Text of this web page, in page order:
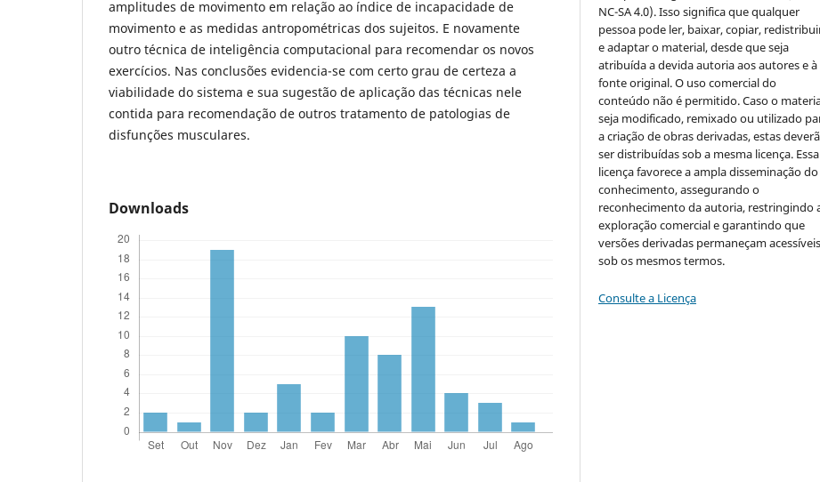
amplitudes de movimento em relação ao índice de incapacidade de
movimento e as medidas antropométricas dos sujeitos. E novamente
outro técnica de inteligência computacional para recomendar os novos
exercícios. Nas conclusões evidencia-se com certo grau de certeza a
viabilidade do sistema e sua sugestão de aplicação das técnicas nele
contida para recomendação de outros tratamento de patologias de
disfunções musculares.
Downloads
NC-SA 4.0). Isso significa que qualquer
pessoa pode ler, baixar, copiar,
e adaptar o material, desde que seja
atribuída a devida autoria aos autores e à
fonte original. O uso comercial do
conteúdo não é permitido. Caso o
seja modificado, remixado ou utilizado
a criação de obras derivadas, estas
ser distribuídas sob a mesma licença. Essa
licença favorece a ampla disseminação do
conhecimento, assegurando o
reconhecimento da autoria, restringindo
exploração comercial e garantindo que
versões derivadas permaneçam acessíveis
sob os mesmos termos.
Consulte a Licença